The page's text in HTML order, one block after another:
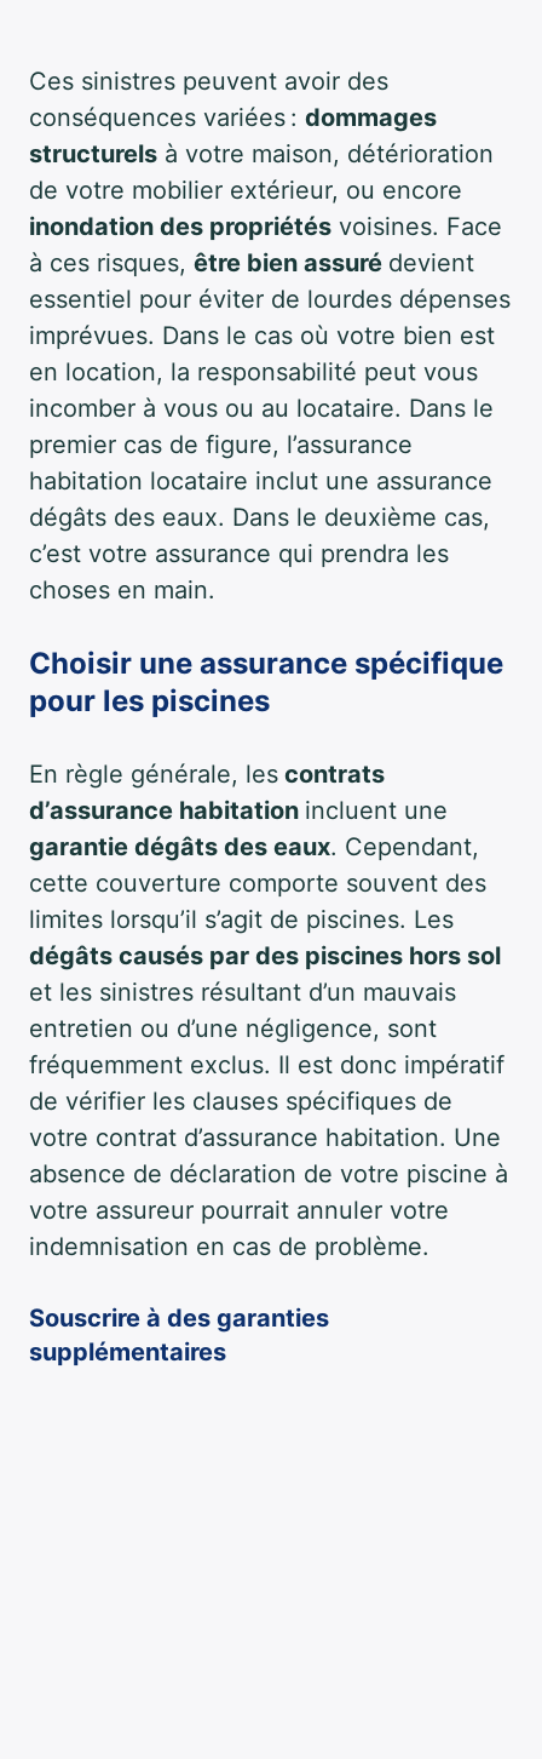
Ces sinistres peuvent avoir des
conséquences variées : dommages
structurels à votre maison, détérioration
de votre mobilier extérieur, ou encore
inondation des propriétés voisines. Face
à ces risques, être bien assuré devient
essentiel pour éviter de lourdes dépenses
imprévues. Dans le cas où votre bien est
en location, la responsabilité peut vous
incomber à vous ou au locataire. Dans le
premier cas de figure, l’assurance
habitation locataire inclut une assurance
dégâts des eaux. Dans le deuxième cas,
c’est votre assurance qui prendra les
choses en main.
Choisir une assurance spécifique
pour les piscines
En règle générale, les contrats
d’assurance habitation incluent une
garantie dégâts des eaux. Cependant,
cette couverture comporte souvent des
limites lorsqu’il s’agit de piscines. Les
dégâts causés par des piscines hors sol
et les sinistres résultant d’un mauvais
entretien ou d’une négligence, sont
fréquemment exclus. Il est donc impératif
de vérifier les clauses spécifiques de
votre contrat d’assurance habitation. Une
absence de déclaration de votre piscine à
votre assureur pourrait annuler votre
indemnisation en cas de problème.
Souscrire à des garanties
supplémentaires